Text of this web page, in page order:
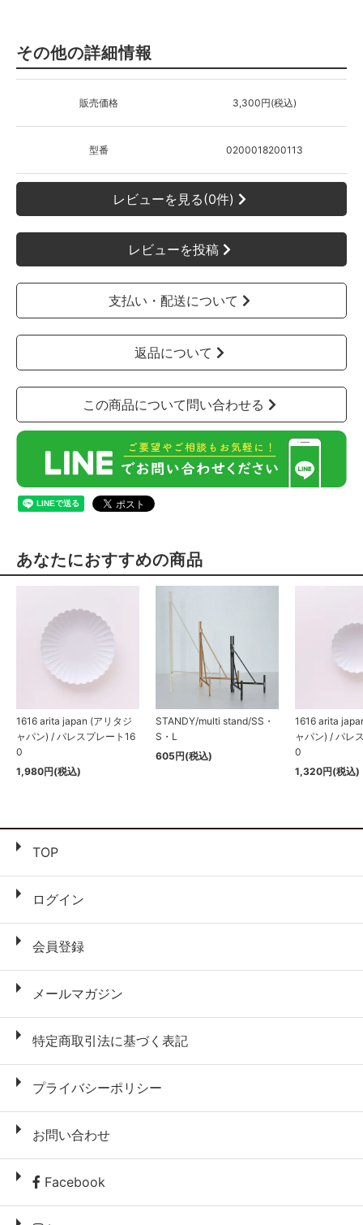
その他の詳細情報
販売価格 3,300円(税込)
型番 0200018200113
レビューを見る(0件)
レビューを投稿
支払い・配送について
返品について
この商品について問い合わせる
あなたにおすすめの商品
1616 arita japan (アリタジ
ャパン) / パレスプレート16
0
1,980円(税込)
STANDY/multi stand/SS・
S・L
605円(税込)
1616 arita
ャパン) / パレ
0
1,320円(税込)
TOP
ログイン
会員登録
メールマガジン
特定商取引法に基づく表記
プライバシーポリシー
お問い合わせ
Facebook